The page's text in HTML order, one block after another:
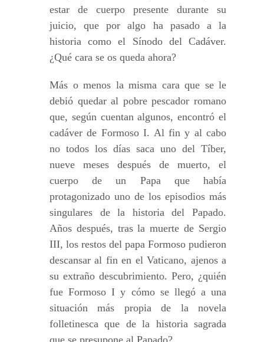
estar de cuerpo presente durante su
juicio, que por algo ha pasado a la
historia como el Sínodo del Cadáver.
¿Qué cara se os queda ahora?
Más o menos la misma cara que se le
debió quedar al pobre pescador romano
que, según cuentan algunos, encontró el
cadáver de Formoso I. Al fin y al cabo
no todos los días saca uno del Tíber,
nueve meses después de muerto, el
cuerpo de un Papa que había
protagonizado uno de los episodios más
singulares de la historia del Papado.
Años después, tras la muerte de Sergio
III, los restos del papa Formoso pudieron
descansar al fin en el Vaticano, ajenos a
su extraño descubrimiento. Pero, ¿quién
fue Formoso I y cómo se llegó a una
situación más propia de la novela
folletinesca que de la historia sagrada
que se presupone al Papado?